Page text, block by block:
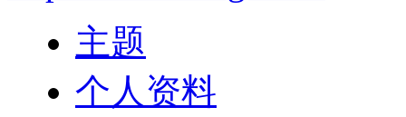
主题
个人资料